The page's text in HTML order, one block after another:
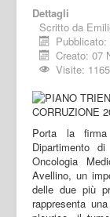
Dettagli
Scritto da
Creato: 07
Visite: 1165
Porta la
Dipartimento
Oncologia
Avellino, un
delle due più
rappresenta